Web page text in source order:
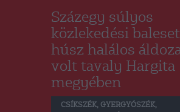
Százegy súlyos
közlekedési
húsz halálos
volt tavaly Hargita
megyében
CSÍKSZÉK, GYERGYÓSZÉK,